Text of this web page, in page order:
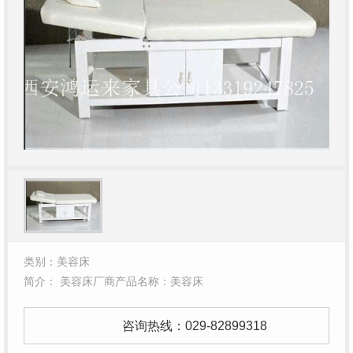
类别：美容床
简介： 美容床厂商产品名称：美容床
咨询热线： 029-82899318